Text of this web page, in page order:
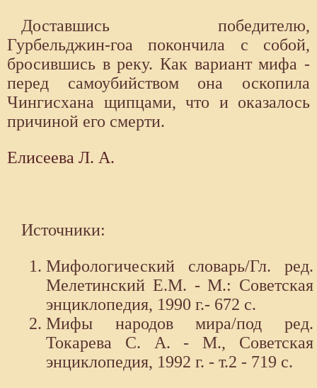
Доставшись победителю,
Гурбельджин-гоа покончила с собой,
бросившись в реку. Как вариант мифа -
перед самоубийством она оскопила
Чингисхана щипцами, что и оказалось
причиной его смерти.
Елисеева Л. А.
Источники:
Мифологический словарь/Гл. ред.
Мелетинский Е.М. - М.: Советская
энциклопедия, 1990 г.- 672 с.
Мифы народов мира/под ред.
Токарева С. А. - М., Советская
энциклопедия, 1992 г. - т.2 - 719 с.